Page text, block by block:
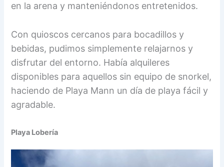
en la arena y manteniéndonos entretenidos.
Con quioscos cercanos para bocadillos y
bebidas, pudimos simplemente relajarnos y
disfrutar del entorno. Había alquileres
disponibles para aquellos sin equipo de snorkel,
haciendo de Playa Mann un día de playa fácil y
agradable.
Playa Lobería